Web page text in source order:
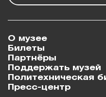
О музее
Билеты
Партнёры
Поддержать музей
Политехническая
Пресс-центр